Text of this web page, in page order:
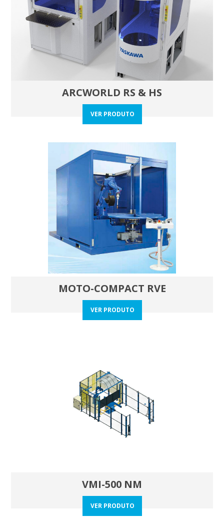
ARCWORLD RS & HS
VER PRODUTO
MOTO-COMPACT RVE
VER PRODUTO
VMI-500 NM
VER PRODUTO